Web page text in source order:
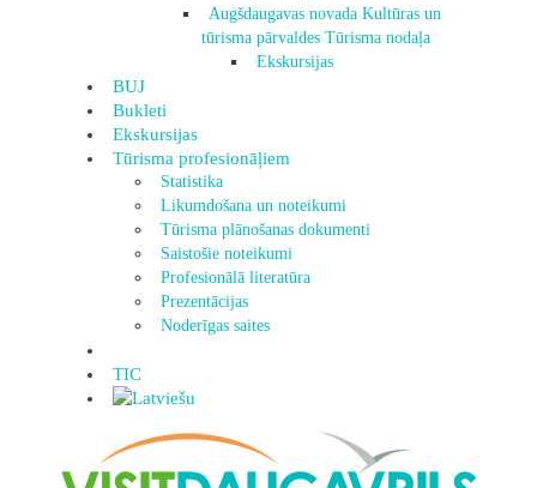
Augšdaugavas novada Kultūras un
tūrisma pārvaldes Tūrisma nodaļa
Ekskursijas
BUJ
Bukleti
Ekskursijas
Tūrisma profesionāļiem
Statistika
Likumdošana un noteikumi
Tūrisma plānošanas dokumenti
Saistošie noteikumi
Profesionālā literatūra
Prezentācijas
Noderīgas saites
TIC